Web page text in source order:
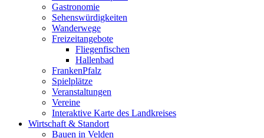
Gastronomie
Sehenswürdigkeiten
Wanderwege
Freizeitangebote
Fliegenfischen
Hallenbad
FrankenPfalz
Spielplätze
Veranstaltungen
Vereine
Interaktive Karte des Landkreises
Wirtschaft & Standort
Bauen in Velden